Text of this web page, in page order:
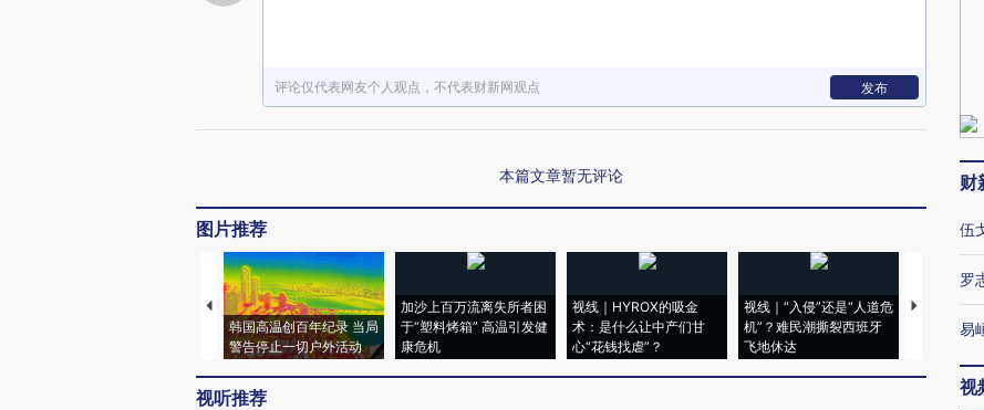
评论仅代表网友个人观点，不代表财新网观点 发布
本篇文章暂无评论
图片推荐
韩国高温创百年纪录 当局
警告停止一切户外活动
加沙上百万流离失所者困
于“塑料烤箱” 高温引发健
康危机
视线｜HYROX的吸金
术：是什么让中产们甘
心“花钱找虐”？
视线｜“入侵”还是“人道危
机”？难民潮撕裂西班牙
飞地休达
视线｜被称
度Z世代
视听推荐
财
伍
罗
易
视